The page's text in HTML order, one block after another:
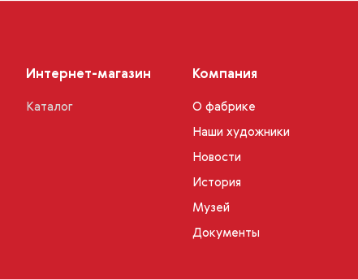
Интернет-магазин
Каталог
Компания
О фабрике
Наши художники
Новости
История
Музей
Документы